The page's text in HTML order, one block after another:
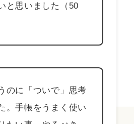
と思いました（50
のに「ついで」思考
。手帳をうまく使い